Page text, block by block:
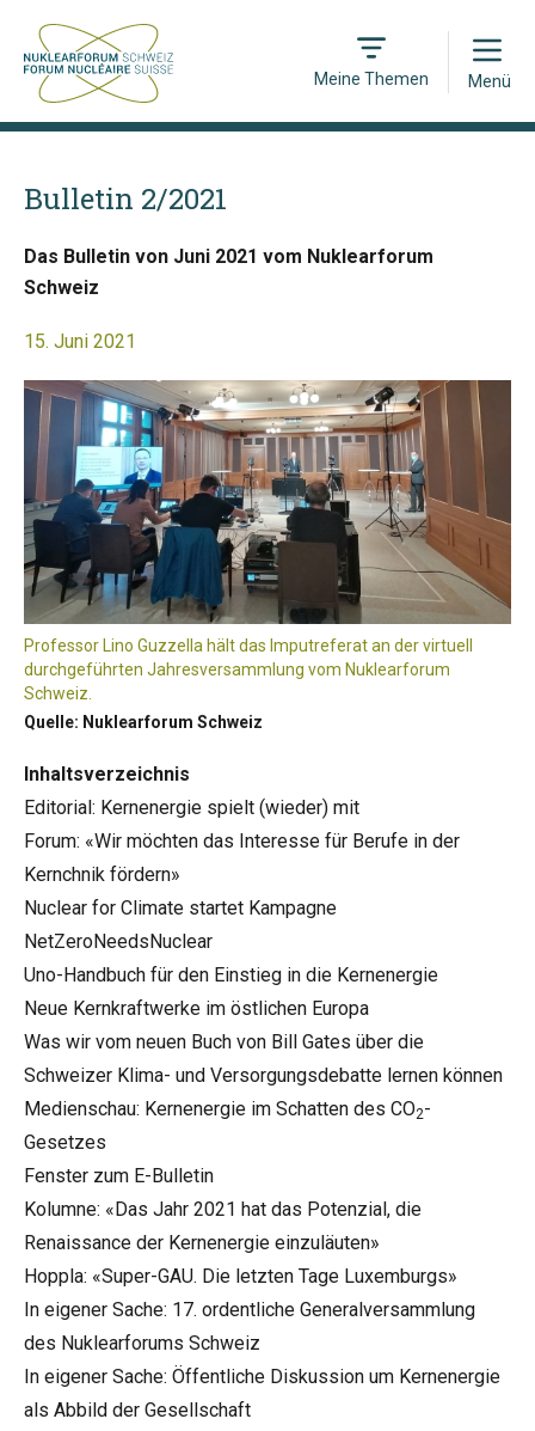
Meine Themen
Open
Menü
Bulletin 2/2021
Das Bulletin von Juni 2021 vom Nuklearforum
Schweiz
15. Juni 2021
Professor Lino Guzzella hält das Imputreferat an der virtuell
durchgeführten Jahresversammlung vom Nuklearforum
Schweiz.
Quelle: Nuklearforum Schweiz
Inhaltsverzeichnis
Editorial: Kernenergie spielt (wieder) mit
Forum: «Wir möchten das Interesse für Berufe in der
Kernchnik fördern»
Nuclear for Climate startet Kampagne
NetZeroNeedsNuclear
Uno-Handbuch für den Einstieg in die Kernenergie
Neue Kernkraftwerke im östlichen Europa
Was wir vom neuen Buch von Bill Gates über die
Schweizer Klima- und Versorgungsdebatte lernen können
Medienschau: Kernenergie im Schatten des CO2-
Gesetzes
Fenster zum E-Bulletin
Kolumne: «Das Jahr 2021 hat das Potenzial, die
Renaissance der Kernenergie einzuläuten»
Hoppla: «Super-GAU. Die letzten Tage Luxemburgs»
In eigener Sache: 17. ordentliche Generalversammlung
des Nuklearforums Schweiz
In eigener Sache: Öffentliche Diskussion um Kernenergie
als Abbild der Gesellschaft